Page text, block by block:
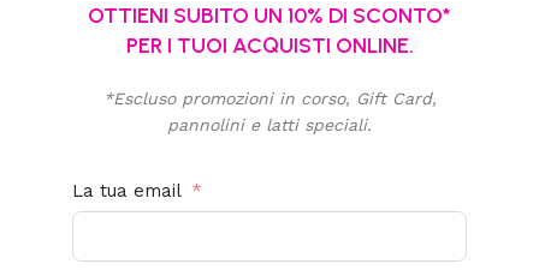
OTTIENI SUBITO UN 10% DI SCONTO*
PER I TUOI ACQUISTI ONLINE.
*Escluso promozioni in corso, Gift Card,
pannolini e latti speciali.
La tua email